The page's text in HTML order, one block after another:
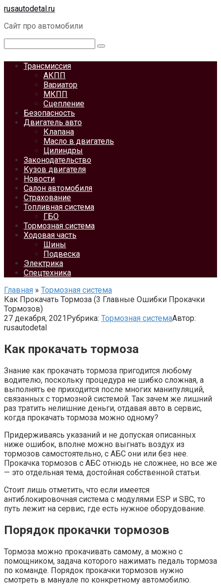
Перейти
контенту
rusautodetal.ru
Сайт про автомобили
Трансмиссия
АКПП
Вариатор
МКПП
Сцепление
Безопасность
Двигатель авто
Клапана
Масло в двигатель
Цилиндры
Законодательство
Кузов двигателя
Новости
Салон автомобиля
Страхование
Топливная система
ГБО
Тормозная система
Ходовая часть
Шины
Подвеска
Электрика
Спецтехника
Главная » Тормозная система
Как Прокачать Тормоза (3 Главные Ошибки Прокачки
Тормозов)
27 декабря, 2021Рубрика: Тормозная системаАвтор:
rusautodetal
Как прокачать тормоза
Знание как прокачать тормоза пригодится любому
водителю, поскольку процедура не шибко сложная, а
выполнять ее приходится после многих манипуляций,
связанных с тормозной системой. Так зачем же лишний
раз тратить нелишние деньги, отдавая авто в сервис,
когда прокачать тормоза можно одному?
Придерживаясь указаний и не допуская описанных
ниже ошибок, вполне можно выгнать воздух из
тормозов самостоятельно, с АБС они или без нее.
Прокачка тормозов с АБС отнюдь не сложнее, но все же
— это отдельная тема, достойная собственной статьи.
Стоит лишь отметить, что если имеется
антиблокировочная система с модулями ESP и SBC, то
путь лежит на сервис, где есть нужное оборудование.
Порядок прокачки тормозов
Тормоза можно прокачивать самому, а можно с
помощником, задача которого нажимать педаль тормоза
по команде. Порядок прокачки тормозов нужно
смотреть в мануале по конкретному автомобилю.